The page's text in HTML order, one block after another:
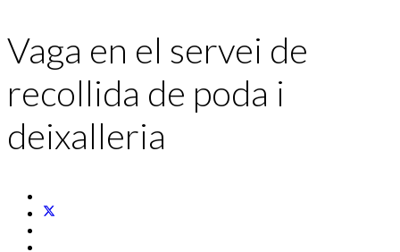
Vaga en el servei de
recollida de poda i
deixalleria